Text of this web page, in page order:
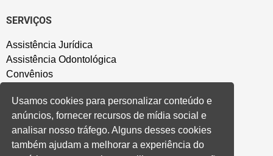
SERVIÇOS
Assistência Jurídica
Assistência Odontológica
Convênios
Salão de Festa
Política de Privacidade
CONVENÇÃO COLETIVA E ACORDOS
Usamos cookies para personalizar conteúdo e
anúncios, fornecer recursos de mídia social e
analisar nosso tráfego. Alguns desses cookies
também ajudam a melhorar a experiência do